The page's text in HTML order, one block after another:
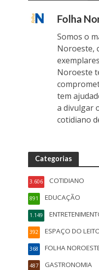
Folha
Somos o
Noroeste,
Noroeste
tem
a divulgar
cotidiano
Categorias
COTIDIANO
3.606
EDUCAÇÃO
891
1.149
ESPAÇO DO
392
FOLHA
368
GASTRONOMIA
487